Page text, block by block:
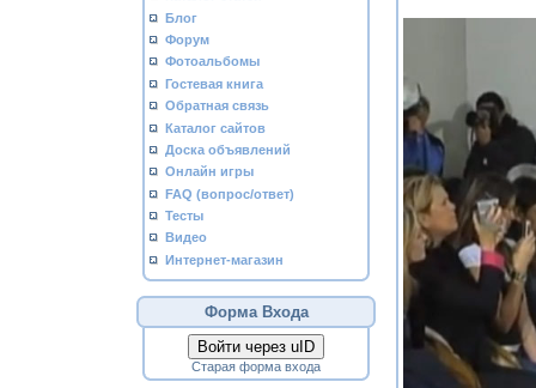
Блог
Форум
Фотоальбомы
Гостевая книга
Обратная связь
Каталог сайтов
Доска объявлений
Онлайн игры
FAQ (вопрос/ответ)
Тесты
Видео
Интернет-магазин
Форма Входа
Войти через uID
Старая форма входа